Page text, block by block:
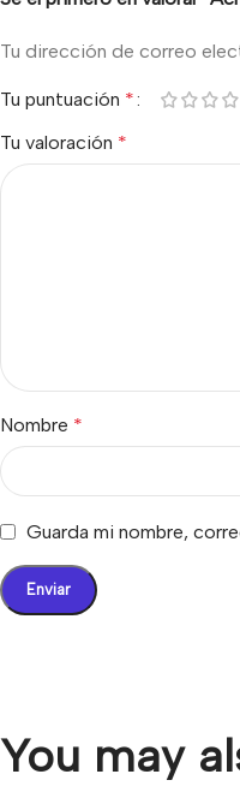
Tu dirección de correo
Tu puntuación *
Tu valoración *
Nombre *
Guarda mi nombre,
You may